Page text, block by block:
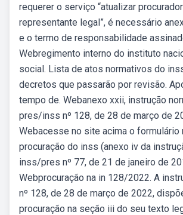
requerer o serviço “atualizar
representante legal”, é necessário
e o termo de responsabilidade
Webregimento interno do instituto
social. Lista de atos normativos do
decretos que passarão por revisão.
tempo de. Webanexo xxii, instrução
pres/inss nº 128, de 28 de março de
Webacesse no site acima o formulário
procuração do inss (anexo iv da
inss/pres nº 77, de 21 de janeiro de
Webprocuração na in 128/2022. A
nº 128, de 28 de março de 2022,
procuração na seção iii do seu texto